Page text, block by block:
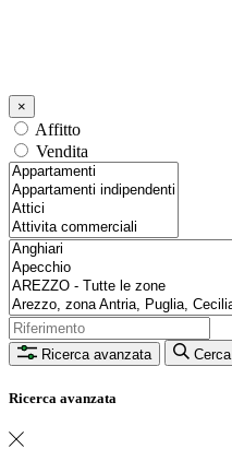
×
Affitto
Vendita
Ricerca avanzata Cerca
Ricerca avanzata